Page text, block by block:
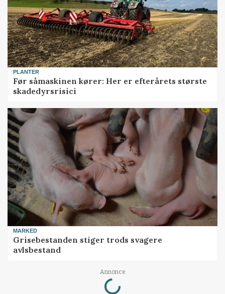
PLANTER
Før såmaskinen kører: Her er efterårets største
skadedyrsrisici
MARKED
Grisebestanden stiger trods svagere
avlsbestand
Annonce
Loading...